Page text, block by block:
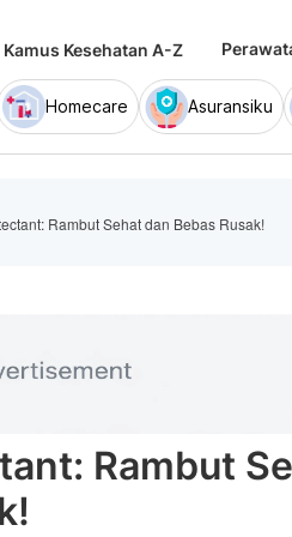
Kamus Kesehatan A-Z
Homecare Asuransiku
Rambut Sehat dan Bebas Rusak!
Rambut